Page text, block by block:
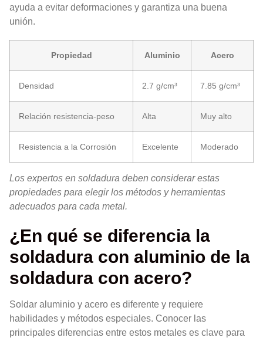
ayuda a evitar deformaciones y garantiza una buena
unión.
Propiedad Aluminio Acero
Densidad 2.7 g/cm³ 7.85 g/cm³
Relación resistencia-peso Alta Muy alto
Resistencia a la Corrosión Excelente Moderado
Los expertos en soldadura deben considerar estas
propiedades para elegir los métodos y herramientas
adecuados para cada metal.
¿En qué se diferencia la
soldadura con aluminio de la
soldadura con acero?
Soldar aluminio y acero es diferente y requiere
habilidades y métodos especiales. Conocer las
principales diferencias entre estos metales es clave para